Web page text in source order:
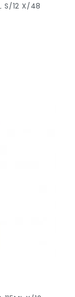
S/12 X/48